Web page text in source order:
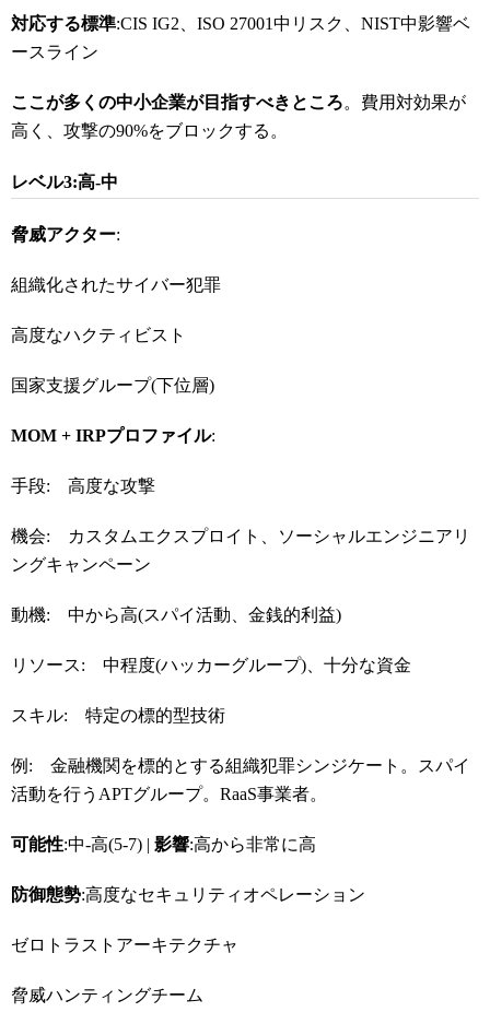
対応する標準:CIS IG2、ISO 27001中リスク、NIST中影響ベ
ースライン
ここが多くの中小企業が目指すべきところ。費用対効果が
高く、攻撃の90%をブロックする。
レベル3:高-中
脅威アクター:
組織化されたサイバー犯罪
高度なハクティビスト
国家支援グループ(下位層)
MOM + IRPプロファイル:
手段: 高度な攻撃
機会: カスタムエクスプロイト、ソーシャルエンジニアリ
ングキャンペーン
動機: 中から高(スパイ活動、金銭的利益)
リソース: 中程度(ハッカーグループ)、十分な資金
スキル: 特定の標的型技術
例: 金融機関を標的とする組織犯罪シンジケート。スパイ
活動を行うAPTグループ。RaaS事業者。
可能性:中-高(5-7) | 影響:高から非常に高
防御態勢:高度なセキュリティオペレーション
ゼロトラストアーキテクチャ
脅威ハンティングチーム